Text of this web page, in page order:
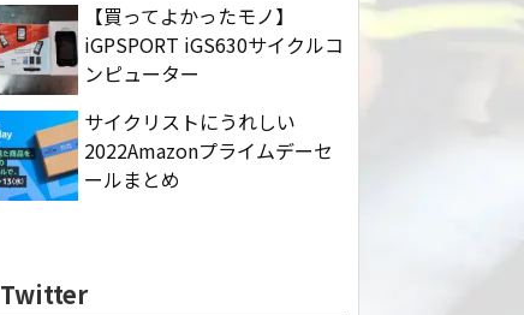
【買ってよかったモノ】
iGPSPORT iGS630サイクルコ
ンピューター
サイクリストにうれしい
2022Amazonプライムデーセ
ールまとめ
Twitter